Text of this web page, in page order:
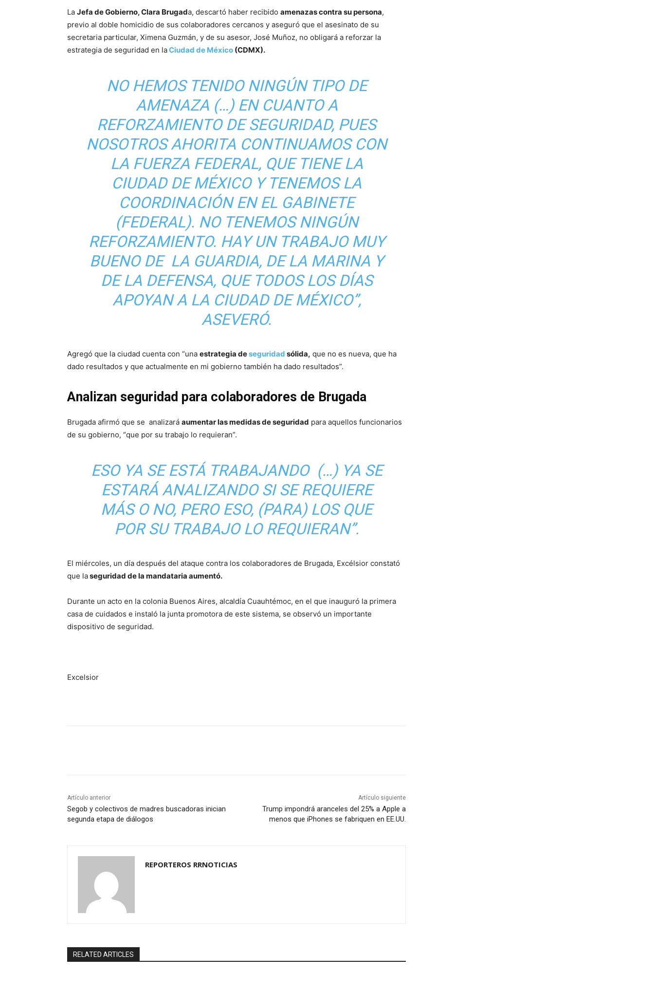
La Jefa de Gobierno, Clara Brugada, descartó haber recibido amenazas contra su persona,
previo al doble homicidio de sus colaboradores cercanos y aseguró que el asesinato de su
secretaria particular, Ximena Guzmán, y de su asesor, José Muñoz, no obligará a reforzar la
estrategia de seguridad en laCiudad de México (CDMX).
NO HEMOS TENIDO NINGÚN TIPO DE
AMENAZA (…) EN CUANTO A
REFORZAMIENTO DE SEGURIDAD, PUES
NOSOTROS AHORITA CONTINUAMOS CON
LA FUERZA FEDERAL, QUE TIENE LA
CIUDAD DE MÉXICO Y TENEMOS LA
COORDINACIÓN EN EL GABINETE
(FEDERAL). NO TENEMOS NINGÚN
REFORZAMIENTO. HAY UN TRABAJO MUY
BUENO DE LA GUARDIA, DE LA MARINA Y
DE LA DEFENSA, QUE TODOS LOS DÍAS
APOYAN A LA CIUDAD DE MÉXICO”,
ASEVERÓ.
Agregó que la ciudad cuenta con “una estrategia deseguridad sólida, que no es nueva, que ha
dado resultados y que actualmente en mi gobierno también ha dado resultados”.
Analizan seguridad para colaboradores de Brugada
Brugada afirmó que se analizará aumentar las medidas de seguridad para aquellos funcionarios
de su gobierno, “que por su trabajo lo requieran”.
ESO YA SE ESTÁ TRABAJANDO (…) YA SE
ESTARÁ ANALIZANDO SI SE REQUIERE
MÁS O NO, PERO ESO, (PARA) LOS QUE
POR SU TRABAJO LO REQUIERAN”.
El miércoles, un día después del ataque contra los colaboradores de Brugada, Excélsior constató
que laseguridad de la mandataria aumentó.
Durante un acto en la colonia Buenos Aires, alcaldía Cuauhtémoc, en el que inauguró la primera
casa de cuidados e instaló la junta promotora de este sistema, se observó un importante
dispositivo de seguridad.
Excelsior
Artículo anterior
Segob y colectivos de madres buscadoras inician
segunda etapa de diálogos
Artículo siguiente
Trump impondrá aranceles del 25% a Apple a
menos que iPhones se fabriquen en EE.UU.
REPORTEROS RRNOTICIAS
RELATED ARTICLES